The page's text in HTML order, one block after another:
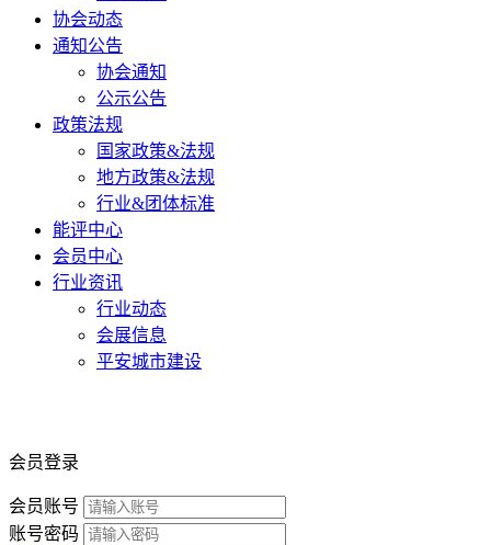
协会动态
通知公告
协会通知
公示公告
政策法规
国家政策&法规
地方政策&法规
行业&团体标准
能评中心
会员中心
行业资讯
行业动态
会展信息
平安城市建设
会员登录
会员账号
账号密码